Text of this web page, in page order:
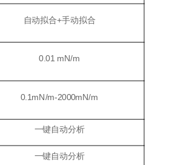
自动拟合+手动拟合
0.01 mN/m
0.1mN/m-2000mN/m
一键自动分析
一键自动分析